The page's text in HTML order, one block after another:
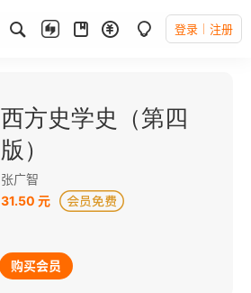
登录 注册
西方史学史（第四
版）
张广智
31.50 元
购买会员